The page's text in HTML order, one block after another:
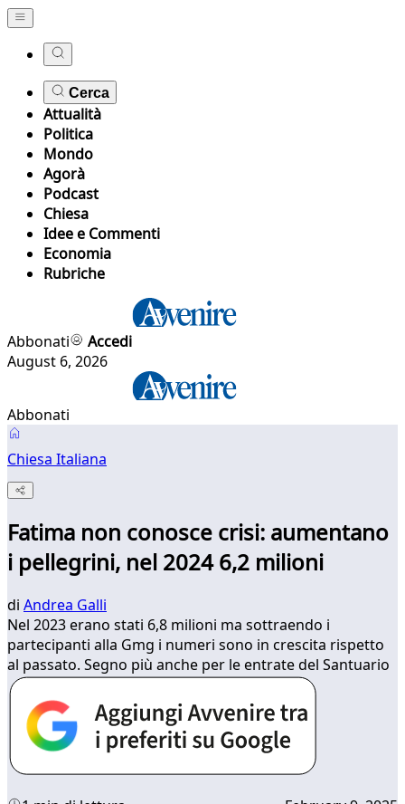
Cerca
Attualità
Politica
Mondo
Agorà
Podcast
Chiesa
Idee e Commenti
Economia
Rubriche
Abbonati
Accedi
August 6, 2026
Abbonati
Chiesa Italiana
Fatima non conosce crisi: aumentano
i pellegrini, nel 2024 6,2 milioni
di Andrea Galli
Nel 2023 erano stati 6,8 milioni ma sottraendo i
partecipanti alla Gmg i numeri sono in crescita rispetto
al passato. Segno più anche per le entrate del Santuario